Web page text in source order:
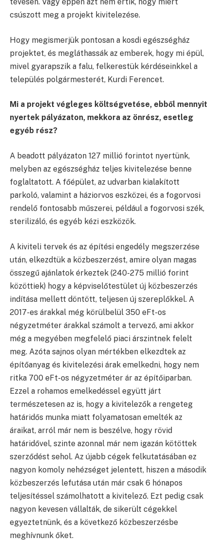
tévesen. Vagy éppen azt nem értik, hogy miért
csúszott meg a projekt kivitelezése.
Hogy megismerjük pontosan a kosdi egészségház
projektet, és megláthassák az emberek, hogy mi épül,
mivel gyarapszik a falu, felkerestük kérdéseinkkel a
település polgármesterét, Kurdi Ferencet.
Mi a projekt végleges költségvetése, ebből mennyit
nyertek pályázaton, mekkora az önrész, esetleg
egyéb rész?
A beadott pályázaton 127 millió forintot nyertünk,
melyben az egészségház teljes kivitelezése benne
foglaltatott. A főépület, az udvarban kialakított
parkoló, valamint a háziorvos eszközei, és a fogorvosi
rendelő fontosabb műszerei, például a fogorvosi szék,
sterilizáló, és egyéb kézi eszközök.
A kiviteli tervek és az építési engedély megszerzése
után, elkezdtük a közbeszerzést, amire olyan magas
összegű ajánlatok érkeztek (240-275 millió forint
közöttiek) hogy a képviselőtestület új közbeszerzés
indítása mellett döntött, teljesen új szereplőkkel. A
2017-es árakkal még körülbelül 350 eFt-os
négyzetméter árakkal számolt a tervező, ami akkor
még a megyében megfelelő piaci árszintnek felelt
meg. Azóta sajnos olyan mértékben elkezdtek az
építőanyag és kivitelezési árak emelkedni, hogy nem
ritka 700 eFt-os négyzetméter ár az építőiparban.
Ezzel a rohamos emelkedéssel együtt járt
természetesen az is, hogy a kivitelezők a rengeteg
határidős munka miatt folyamatosan emelték az
áraikat, arról már nem is beszélve, hogy rövid
határidővel, szinte azonnal már nem igazán kötöttek
szerződést sehol. Az újabb cégek felkutatásában ez
nagyon komoly nehézséget jelentett, hiszen a második
közbeszerzés lefutása után már csak 6 hónapos
teljesítéssel számolhatott a kivitelező. Ezt pedig csak
nagyon kevesen vállalták, de sikerült cégekkel
egyeztetnünk, és a következő közbeszerzésbe
meghívnunk őket.